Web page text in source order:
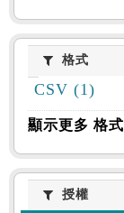
格式格式
CSV (1)
顯示更多 格式
授權授權